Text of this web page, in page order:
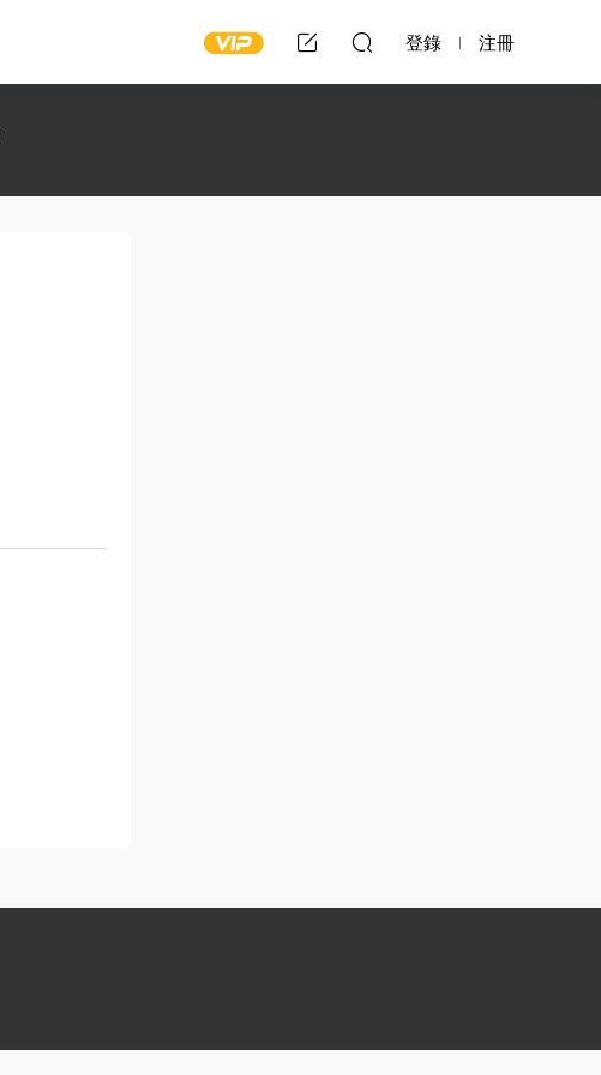
登錄 注冊